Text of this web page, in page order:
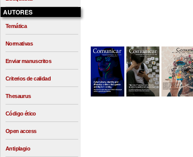
AUTORES
Temática
Normativas
Enviar manuscritos
Criterios de calidad
Thesaurus
Código ético
Open access
Antiplagio